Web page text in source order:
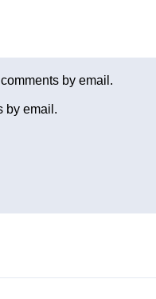
by email.
by email.